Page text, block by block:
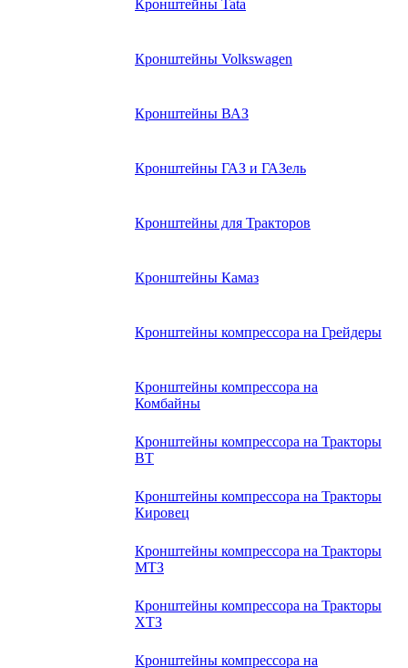
Кронштейны Tata
Кронштейны Volkswagen
Кронштейны ВАЗ
Кронштейны ГАЗ и ГАЗель
Кронштейны для Тракторов
Кронштейны Камаз
Кронштейны компрессора на Грейдеры
Кронштейны компрессора на
Комбайны
Кронштейны компрессора на Тракторы
ВТ
Кронштейны компрессора на Тракторы
Кировец
Кронштейны компрессора на Тракторы
МТЗ
Кронштейны компрессора на Тракторы
ХТЗ
Кронштейны компрессора на